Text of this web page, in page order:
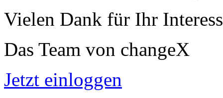
Vielen Dank für Ihr
Das Team von changeX
Jetzt einloggen